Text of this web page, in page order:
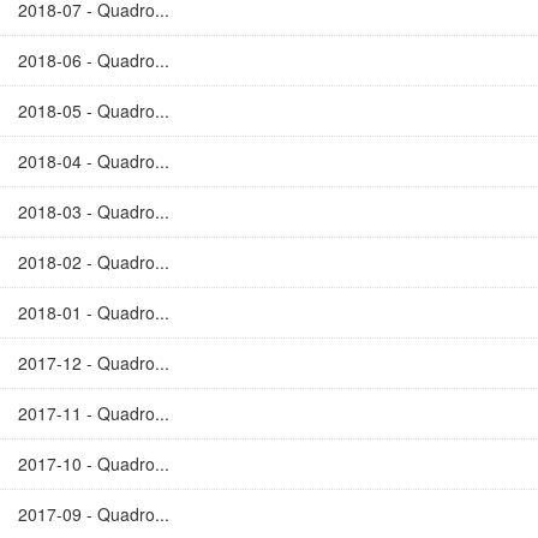
2018-07 - Quadro...
2018-06 - Quadro...
2018-05 - Quadro...
2018-04 - Quadro...
2018-03 - Quadro...
2018-02 - Quadro...
2018-01 - Quadro...
2017-12 - Quadro...
2017-11 - Quadro...
2017-10 - Quadro...
2017-09 - Quadro...